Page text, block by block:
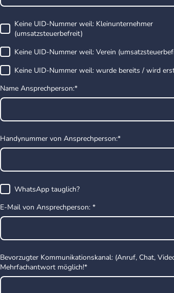
Keine UID-Nummer weil: Kleinunternehmer
(umsatzsteuerbefreit)
Keine UID-Nummer weil: Verein
Keine UID-Nummer weil: wurde bereits / wird
Name Ansprechperson:*
Handynummer von Ansprechperson:*
WhatsApp tauglich?
E-Mail von Ansprechperson: *
Bevorzugter Kommunikationskanal: (Anruf, Chat,
Mehrfachantwort möglich!*